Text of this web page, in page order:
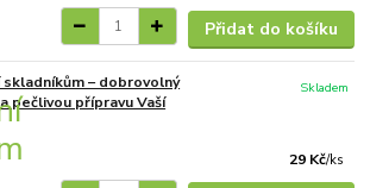
Přidat do košíku
skladníkům – dobrovolný
pečlivou přípravu Vaší
29 Kč/ks
Skladem